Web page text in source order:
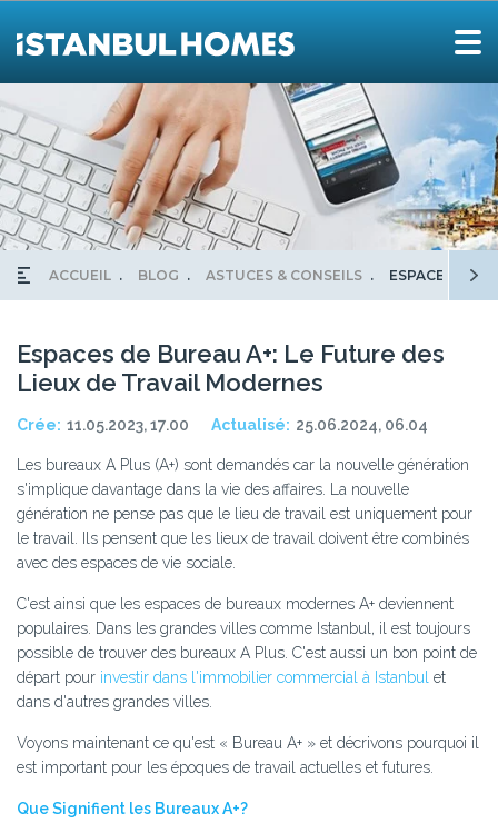
ACCUEIL BLOG ASTUCES & CONSEILS ESPACES DE
Espaces de Bureau A+: Le Future des
Lieux de Travail Modernes
Crée: 11.05.2023, 17.00 Actualisé: 25.06.2024, 06.04
Les bureaux A Plus (A+) sont demandés car la nouvelle génération
s'implique davantage dans la vie des affaires. La nouvelle
génération ne pense pas que le lieu de travail est uniquement pour
le travail. Ils pensent que les lieux de travail doivent être combinés
avec des espaces de vie sociale.
C'est ainsi que les espaces de bureaux modernes A+ deviennent
populaires. Dans les grandes villes comme Istanbul, il est toujours
possible de trouver des bureaux A Plus. C'est aussi un bon point de
départ pour investir dans l'immobilier commercial à Istanbul et
dans d'autres grandes villes.
Voyons maintenant ce qu'est « Bureau A+ » et décrivons pourquoi il
est important pour les époques de travail actuelles et futures.
Que Signifient les Bureaux A+?